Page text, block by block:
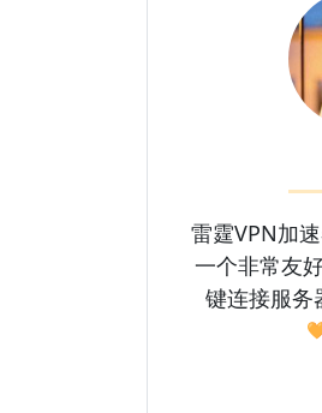
雷霆VPN加
一个非常友
键连接服务